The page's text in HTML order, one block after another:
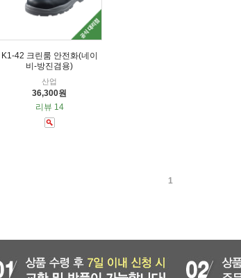
K1-42 크린룸 안전화(네이
비-방진겸용)
산업
36,300원
리뷰 14
1